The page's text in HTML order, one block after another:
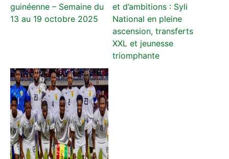
guinéenne – Semaine du
13 au 19 octobre 2025
et d’ambitions : Syli
National en pleine
ascension, transferts
XXL et jeunesse
triomphante